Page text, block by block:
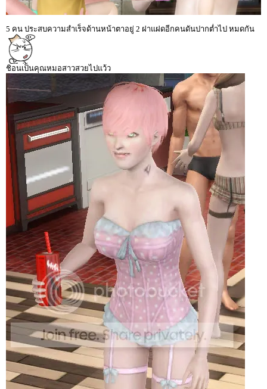
5 คน ประสบความสำเร็จด้านหน้าตาอยู่ 2 ฝาแฝดอีกคนดันปากต่ำไป หมดกัน
ชิอนเป็นคุณหมอสาวสวยไปแว้ว